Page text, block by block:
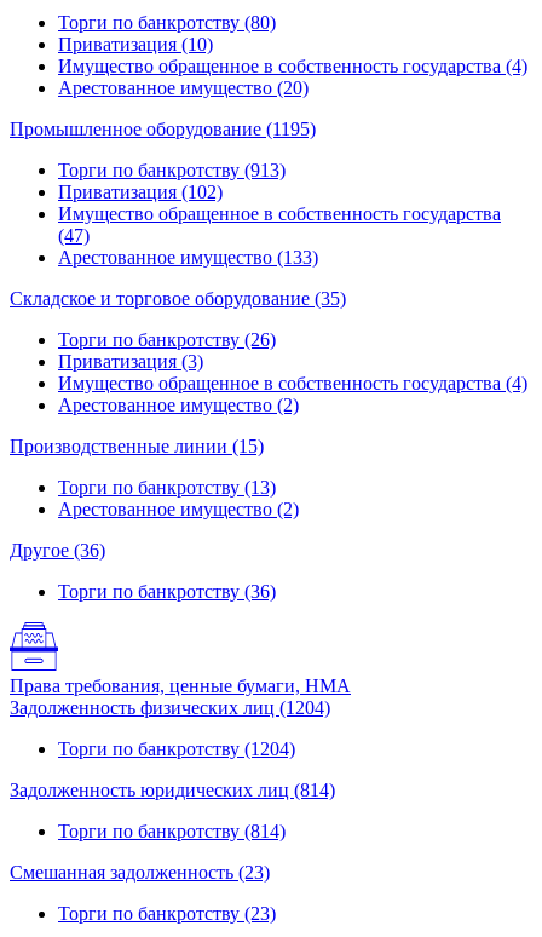
Торги по банкротству (80)
Приватизация (10)
Имущество обращенное в собственность государства (4)
Арестованное имущество (20)
Промышленное оборудование (1195)
Торги по банкротству (913)
Приватизация (102)
Имущество обращенное в собственность государства
(47)
Арестованное имущество (133)
Складское и торговое оборудование (35)
Торги по банкротству (26)
Приватизация (3)
Имущество обращенное в собственность государства (4)
Арестованное имущество (2)
Производственные линии (15)
Торги по банкротству (13)
Арестованное имущество (2)
Другое (36)
Торги по банкротству (36)
Права требования, ценные бумаги, НМА
Задолженность физических лиц (1204)
Торги по банкротству (1204)
Задолженность юридических лиц (814)
Торги по банкротству (814)
Смешанная задолженность (23)
Торги по банкротству (23)